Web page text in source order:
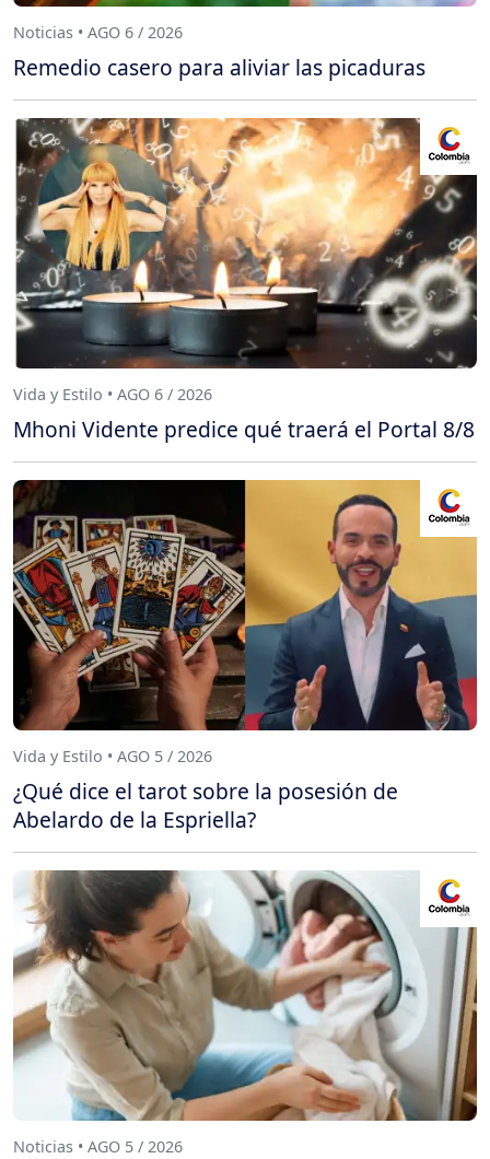
Noticias • AGO 6 / 2026
Remedio casero para aliviar las picaduras
Vida y Estilo • AGO 6 / 2026
Mhoni Vidente predice qué traerá el Portal 8/8
Vida y Estilo • AGO 5 / 2026
¿Qué dice el tarot sobre la posesión de
Abelardo de la Espriella?
Noticias • AGO 5 / 2026